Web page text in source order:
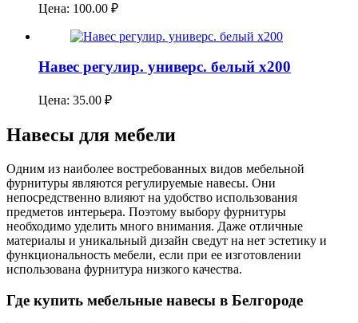
Цена: 100.00 ₽
Навес регулир. универс. белый х200
Цена: 35.00 ₽
Навесы для мебели
Одним из наиболее востребованных видов мебельной
фурнитуры являются регулируемые навесы. Они
непосредственно влияют на удобство использования
предметов интерьера. Поэтому выбору фурнитуры
необходимо уделить много внимания. Даже отличные
материалы и уникальный дизайн сведут на нет эстетику и
функциональность мебели, если при ее изготовлении
использована фурнитура низкого качества.
Где купить мебельные навесы в Белгороде